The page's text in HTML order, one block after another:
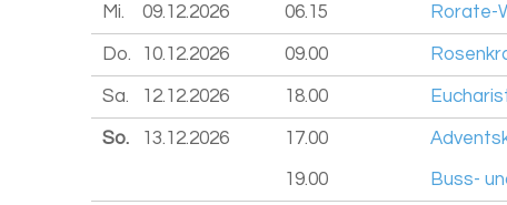
Mi. 09.12.2026 06.15 Rorate-
Do. 10.12.2026 09.00
Sa. 12.12.2026 18.00
So. 13.12.2026 17.00
19.00 Buss-